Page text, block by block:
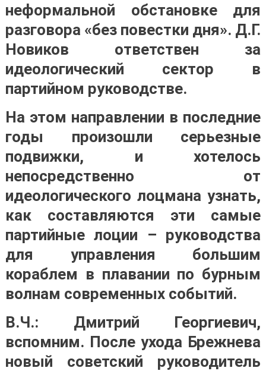
неформальной обстановке для
разговора «без повестки дня». Д.Г.
Новиков ответствен за
идеологический сектор в
партийном руководстве.
На этом направлении в последние
годы произошли серьезные
подвижки, и хотелось
непосредственно от
идеологического лоцмана узнать,
как составляются эти самые
партийные лоции – руководства
для управления большим
кораблем в плавании по бурным
волнам современных событий.
В.Ч.: Дмитрий Георгиевич,
вспомним. После ухода Брежнева
новый советский руководитель